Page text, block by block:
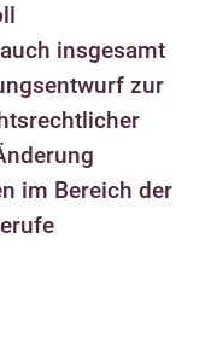
insgesamt
zur
im Bereich der